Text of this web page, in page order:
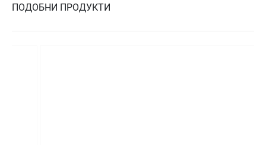
ПОДОБНИ ПРОДУКТИ